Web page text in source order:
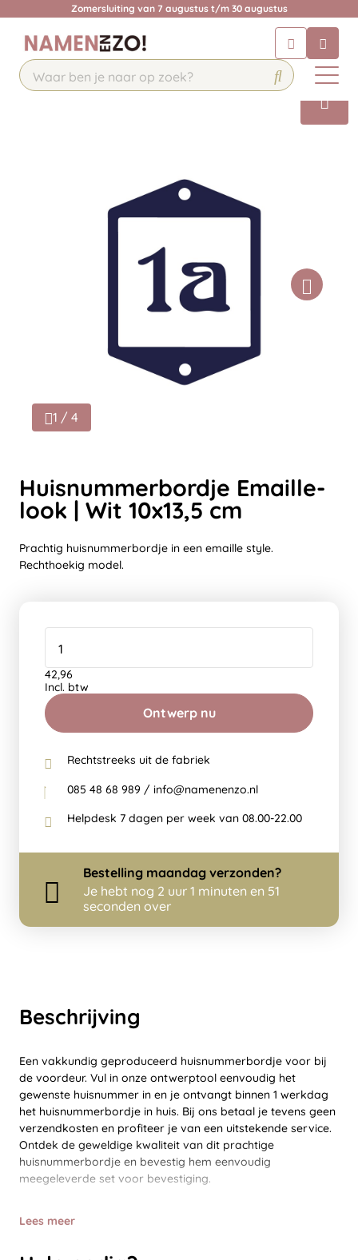
Zomersluiting van 7 augustus t/m 30 augustus
Chat 24/7 met onze chatbot voor
hulp
Contact
Beschrijving
Een vakkundig geproduceerd huisnummerbordje voor bij
de voordeur. Vul in onze ontwerptool eenvoudig het
gewenste huisnummer in en je ontvangt binnen 1 werkdag
het huisnummerbordje in huis. Bij ons betaal je tevens geen
verzendkosten en profiteer je van een uitstekende service.
Ontdek de geweldige kwaliteit van dit prachtige
huisnummerbordje en bevestig hem eenvoudig
meegeleverde set voor bevestiging.
Lees meer
1 / 4
Huisnummerbordje Emaille-
look | Wit 10x13,5 cm
Prachtig huisnummerbordje in een emaille style.
Rechthoekig model.
Ontwerp nu
42,96
Incl. btw
Rechtstreeks uit de fabriek
085 48 68 989 / info@namenenzo.nl
Helpdesk 7 dagen per week van 08.00-22.00
Bestelling maandag verzonden?
Je hebt nog 2 uur 1 minuten en 51
seconden over